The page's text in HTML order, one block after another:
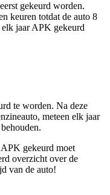
gekeurd worden.
keuren totdat de auto 8
jaar APK gekeurd
te worden. Na deze
meteen elk jaar
gekeurd moet
overzicht over de
van de auto!